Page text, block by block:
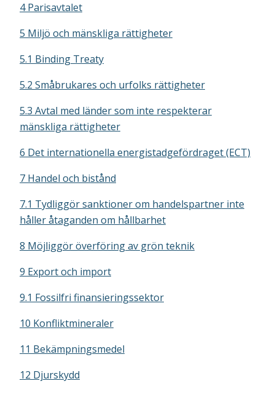
4 Parisavtalet
5 Miljö och mänskliga rättigheter
5.1 Binding Treaty
5.2 Småbrukares och urfolks rättigheter
5.3 Avtal med länder som inte respekterar
mänskliga rättigheter
6 Det internationella energistadgefördraget (ECT)
7 Handel och bistånd
7.1 Tydliggör sanktioner om handelspartner inte
håller åtaganden om hållbarhet
8 Möjliggör överföring av grön teknik
9 Export och import
9.1 Fossilfri finansieringssektor
10 Konfliktmineraler
11 Bekämpningsmedel
12 Djurskydd